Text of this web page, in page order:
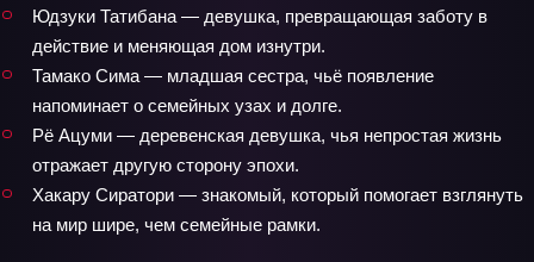
Юдзуки Татибана — девушка, превращающая заботу в
действие и меняющая дом изнутри.
Тамако Сима — младшая сестра, чьё появление
напоминает о семейных узах и долге.
Рё Ацуми — деревенская девушка, чья непростая жизнь
отражает другую сторону эпохи.
Хакару Сиратори — знакомый, который помогает взглянуть
на мир шире, чем семейные рамки.